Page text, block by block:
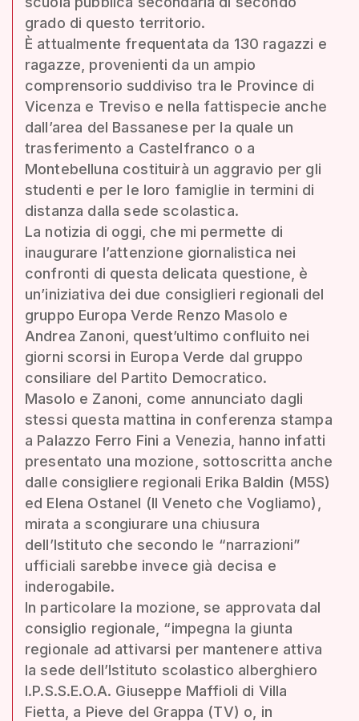
grado di questo territorio.
È attualmente frequentata da 130 ragazzi e
ragazze, provenienti da un ampio
comprensorio suddiviso tra le Province di
Vicenza e Treviso e nella fattispecie anche
dall’area del Bassanese per la quale un
trasferimento a Castelfranco o a
Montebelluna costituirà un aggravio per gli
studenti e per le loro famiglie in termini di
distanza dalla sede scolastica.
La notizia di oggi, che mi permette di
inaugurare l’attenzione giornalistica nei
confronti di questa delicata questione, è
un’iniziativa dei due consiglieri regionali del
gruppo Europa Verde Renzo Masolo e
Andrea Zanoni, quest’ultimo confluito nei
giorni scorsi in Europa Verde dal gruppo
consiliare del Partito Democratico.
Masolo e Zanoni, come annunciato dagli
stessi questa mattina in conferenza stampa
a Palazzo Ferro Fini a Venezia, hanno infatti
presentato una mozione, sottoscritta anche
dalle consigliere regionali Erika Baldin (M5S)
ed Elena Ostanel (Il Veneto che Vogliamo),
mirata a scongiurare una chiusura
dell’Istituto che secondo le “narrazioni”
ufficiali sarebbe invece già decisa e
inderogabile.
In particolare la mozione, se approvata dal
consiglio regionale, “impegna la giunta
regionale ad attivarsi per mantenere attiva
la sede dell’Istituto scolastico alberghiero
I.P.S.S.E.O.A. Giuseppe Maffioli di Villa
Fietta, a Pieve del Grappa (TV) o, in